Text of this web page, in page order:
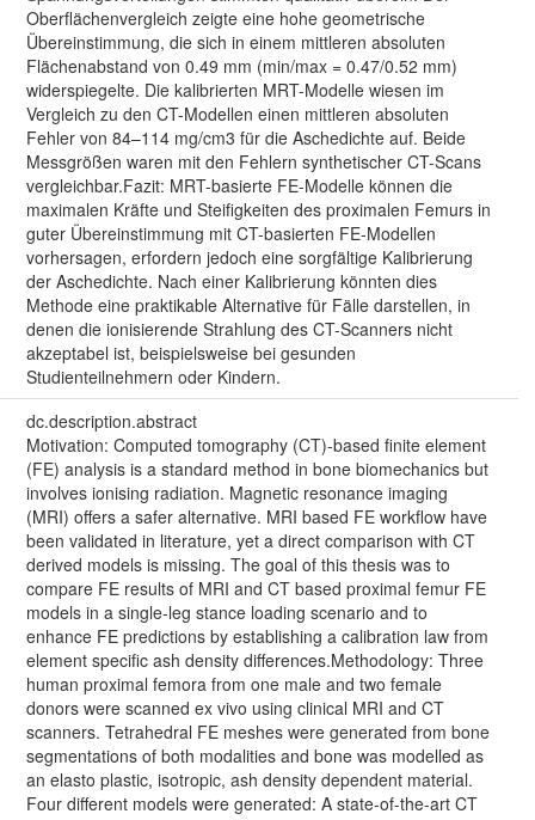
Oberflächenvergleich zeigte eine hohe geometrische
Übereinstimmung, die sich in einem mittleren absoluten
Flächenabstand von 0.49 mm (min/max = 0.47/0.52 mm)
widerspiegelte. Die kalibrierten MRT-Modelle wiesen im
Vergleich zu den CT-Modellen einen mittleren absoluten
Fehler von 84–114 mg/cm3 für die Aschedichte auf. Beide
Messgrößen waren mit den Fehlern synthetischer CT-Scans
vergleichbar.Fazit: MRT-basierte FE-Modelle können die
maximalen Kräfte und Steifigkeiten des proximalen Femurs in
guter Übereinstimmung mit CT-basierten FE-Modellen
vorhersagen, erfordern jedoch eine sorgfältige Kalibrierung
der Aschedichte. Nach einer Kalibrierung könnten dies
Methode eine praktikable Alternative für Fälle darstellen, in
denen die ionisierende Strahlung des CT-Scanners nicht
akzeptabel ist, beispielsweise bei gesunden
Studienteilnehmern oder Kindern.
dc.description.abstract
Motivation: Computed tomography (CT)-based finite element
(FE) analysis is a standard method in bone biomechanics but
involves ionising radiation. Magnetic resonance imaging
(MRI) offers a safer alternative. MRI based FE workflow have
been validated in literature, yet a direct comparison with CT
derived models is missing. The goal of this thesis was to
compare FE results of MRI and CT based proximal femur FE
models in a single-leg stance loading scenario and to
enhance FE predictions by establishing a calibration law from
element specific ash density differences.Methodology: Three
human proximal femora from one male and two female
donors were scanned ex vivo using clinical MRI and CT
scanners. Tetrahedral FE meshes were generated from bone
segmentations of both modalities and bone was modelled as
an elasto plastic, isotropic, ash density dependent material.
Four different models were generated: A state-of-the-art CT